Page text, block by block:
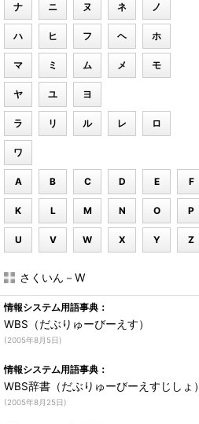
ナ ニ ヌ ネ ノ
ハ ヒ フ ヘ ホ
マ ミ ム メ モ
ヤ ユ ヨ
ラ リ ル レ ロ
ワ
A B C D E F
K L M N O P
U V W X Y Z
さくいん－W
情報システム用語事典：
WBS（だぶりゅーびーえす）
(2005年8月5日)
情報システム用語事典：
WBS辞書（だぶりゅーびーえすじしょ）
(2005年8月25日)